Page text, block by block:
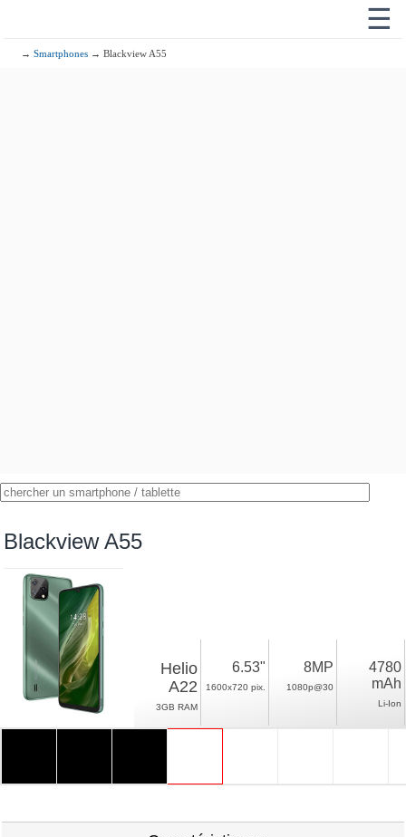
☰
→Smartphones → Blackview A55
Blackview A55
Helio
A22
3GB RAM
6.53"
1600x720 pix.
8MP
1080p@30
4780
mAh
Li-Ion